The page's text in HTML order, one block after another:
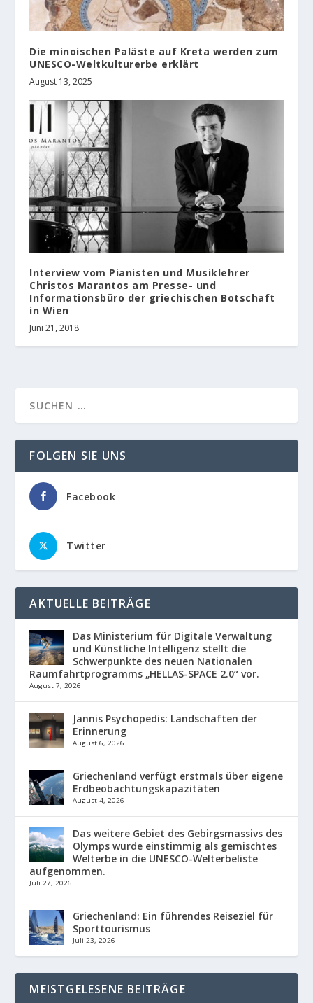
Die minoischen Paläste auf Kreta werden zum
UNESCO-Weltkulturerbe erklärt
August 13, 2025
Interview vom Pianisten und Musiklehrer
Christos Marantos am Presse- und
Informationsbüro der griechischen Botschaft
in Wien
Juni 21, 2018
FOLGEN SIE UNS
Facebook
Twitter
AKTUELLE BEITRÄGE
Das Ministerium für Digitale Verwaltung
und Künstliche Intelligenz stellt die
Schwerpunkte des neuen Nationalen
Raumfahrtprogramms „HELLAS-SPACE 2.0“ vor.
August 7, 2026
Jannis Psychopedis: Landschaften der
Erinnerung
August 6, 2026
Griechenland verfügt erstmals über eigene
Erdbeobachtungskapazitäten
August 4, 2026
Das weitere Gebiet des Gebirgsmassivs des
Olymps wurde einstimmig als gemischtes
Welterbe in die UNESCO-Welterbeliste
aufgenommen.
Juli 27, 2026
Griechenland: Ein führendes Reiseziel für
Sporttourismus
Juli 23, 2026
MEISTGELESENE BEITRÄGE